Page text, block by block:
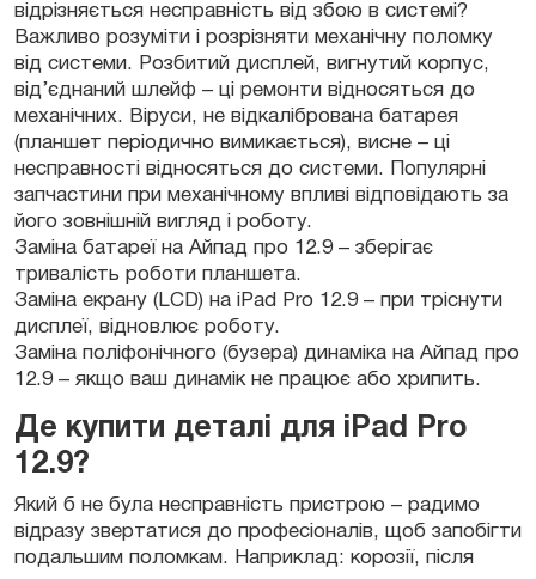
відрізняється несправність від збою в системі?
Важливо розуміти і розрізняти механічну поломку
від системи. Розбитий дисплей, вигнутий корпус,
від’єднаний шлейф – ці ремонти відносяться до
механічних. Віруси, не відкалібрована батарея
(планшет періодично вимикається), висне – ці
несправності відносяться до системи. Популярні
запчастини при механічному впливі відповідають за
його зовнішній вигляд і роботу.
Заміна батареї на Айпад про 12.9 – зберігає
тривалість роботи планшета.
Заміна екрану (LCD) на iPad Pro 12.9 – при тріснути
дисплеї, відновлює роботу.
Заміна поліфонічного (бузера) динаміка на Айпад про
12.9 – якщо ваш динамік не працює або хрипить.
Де купити деталі для iPad Pro
12.9?
Який б не була несправність пристрою – радимо
відразу звертатися до професіоналів, щоб запобігти
подальшим поломкам. Наприклад: корозії, після